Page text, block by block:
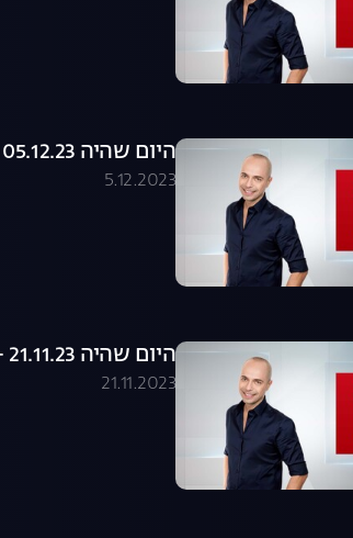
היום שהיה 05.12.23 - התכנית המלאה
5.12.2023
היום שהיה 21.11.23 - התכנית המלאה
21.11.2023